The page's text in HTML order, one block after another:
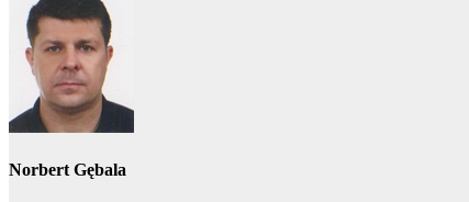
Norbert Gębala